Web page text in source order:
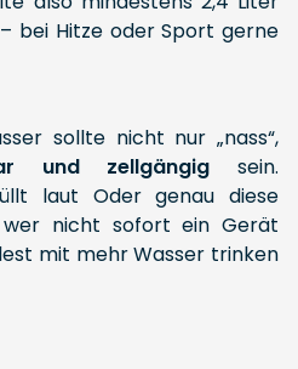
bei Hitze oder Sport gerne
sollte nicht nur „nass“,
und zellgängig sein.
laut Oder genau diese
nicht sofort ein Gerät
mit mehr Wasser trinken